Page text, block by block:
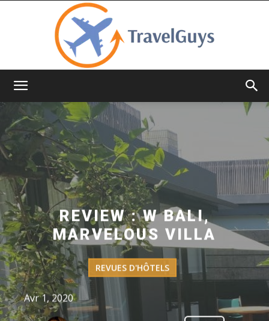
REVIEW : W BALI,
MARVELOUS VILLA
REVUES D'HÔTELS
Avr 1, 2020